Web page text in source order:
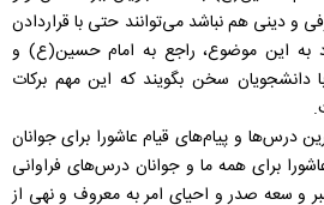
و دینی هم نباشد می‌توانند حتی با قراردادن
به این موضوع، راجع به امام حسین(ع) و
دانشجویان سخن بگویند که این مهم برکات
درس‌ها و پیام‌های قیام عاشورا برای جوانان
برای همه ما و جوانان درس‌های فراوانی
و سعه صدر و احیای امر به معروف و نهی از